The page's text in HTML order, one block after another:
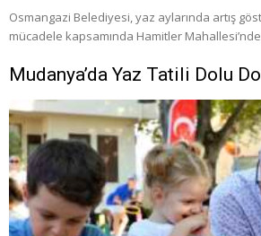
Osmangazi Belediyesi, yaz aylarında artış
mücadele kapsamında Hamitler
Mudanya’da Yaz Tatili Dolu